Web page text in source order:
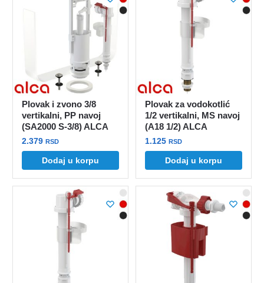
Plovak i zvono 3/8
vertikalni, PP navoj
(SA2000 S-3/8) ALCA
2.379RSD
Dodaj u korpu
Plovak za vodokotlić
1/2 vertikalni, MS navoj
(A18 1/2) ALCA
1.125RSD
Dodaj u korpu